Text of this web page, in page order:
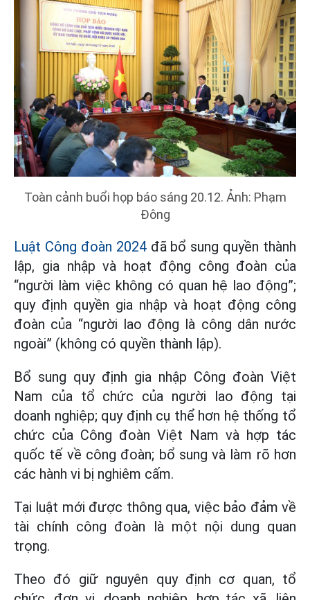
Toàn cảnh buổi họp báo sáng 20.12. Ảnh: Phạm
Đông
Luật Công đoàn 2024đã bổ sung quyền thành
lập, gia nhập và hoạt động công đoàn của
“người làm việc không có quan hệ lao động”;
quy định quyền gia nhập và hoạt động công
đoàn của “người lao động là công dân nước
ngoài” (không có quyền thành lập).
Bổ sung quy định gia nhập Công đoàn Việt
Nam của tổ chức của người lao động tại
doanh nghiệp; quy định cụ thể hơn hệ thống tổ
chức của Công đoàn Việt Nam và hợp tác
quốc tế về công đoàn; bổ sung và làm rõ hơn
các hành vi bị nghiêm cấm.
Tại luật mới được thông qua, việc bảo đảm về
tài chính công đoàn là một nội dung quan
trọng.
Theo đó giữ nguyên quy định cơ quan, tổ